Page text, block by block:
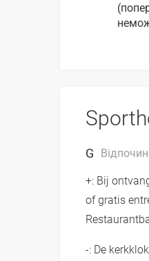
G
+: Bij
of gratis
-: De